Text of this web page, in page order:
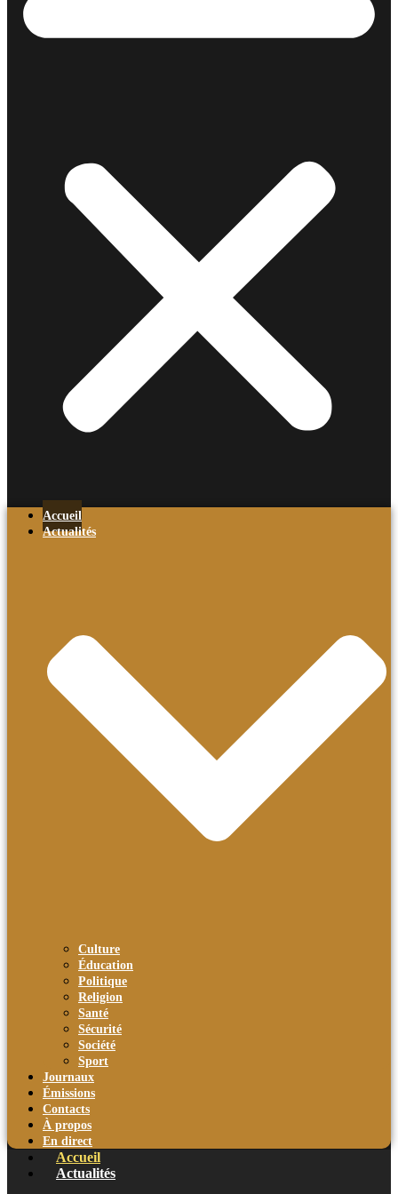
Accueil
Actualités
Culture
Éducation
Politique
Religion
Santé
Sécurité
Société
Sport
Journaux
Émissions
Contacts
À propos
En direct
Accueil
Actualités